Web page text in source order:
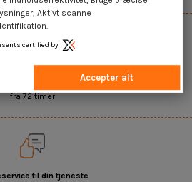
fra 72 timer
til din tjeneste
Aktivt scanne
certified by
Accepter alt